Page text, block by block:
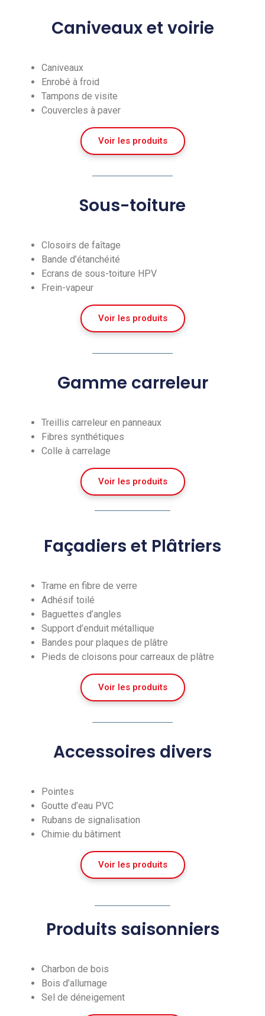
Caniveaux et voirie
Caniveaux
Enrobé à froid
Tampons de visite
Couvercles à paver
Voir les produits
Sous-toiture
Closoirs de faîtage
Bande d’étanchéité
Ecrans de sous-toiture HPV
Frein-vapeur
Voir les produits
Gamme carreleur
Treillis carreleur en panneaux
Fibres synthétiques
Colle à carrelage
Voir les produits
Façadiers et Plâtriers
Trame en fibre de verre
Adhésif toilé
Baguettes d’angles
Support d’enduit métallique
Bandes pour plaques de plâtre
Pieds de cloisons pour carreaux de plâtre
Voir les produits
Accessoires divers
Pointes
Goutte d’eau PVC
Rubans de signalisation
Chimie du bâtiment
Voir les produits
Produits saisonniers
Charbon de bois
Bois d’allumage
Sel de déneigement